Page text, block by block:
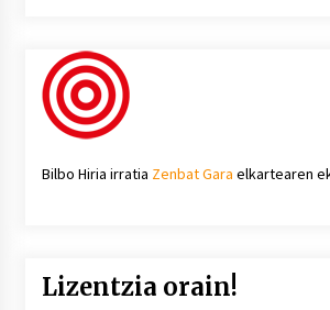
Bilbo Hiria irratia Zenbat Gara elkartearen
Lizentzia orain!